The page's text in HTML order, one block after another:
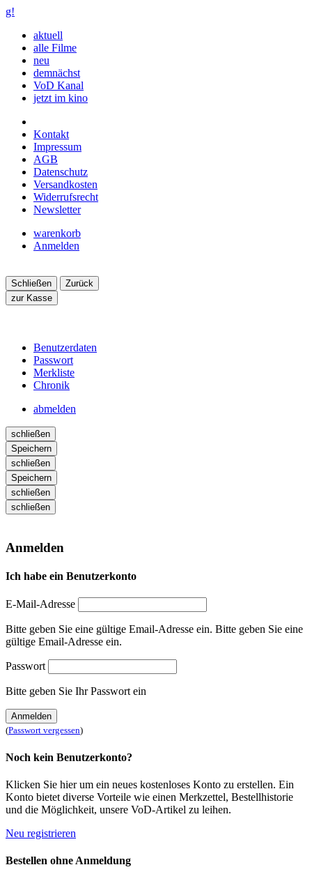
g!
aktuell
alle Filme
neu
demnächst
VoD Kanal
jetzt im kino
Kontakt
Impressum
AGB
Datenschutz
Versandkosten
Widerrufsrecht
Newsletter
warenkorb
Anmelden
Schließen
Zurück
zur Kasse
Benutzerdaten
Passwort
Merkliste
Chronik
abmelden
schließen
Speichern
schließen
Speichern
schließen
schließen
Anmelden
Ich habe ein Benutzerkonto
E-Mail-Adresse
Bitte geben Sie eine gültige Email-Adresse ein. Bitte geben Sie eine
gültige Email-Adresse ein.
Passwort
Bitte geben Sie Ihr Passwort ein
Anmelden
(Passwort vergessen)
Noch kein Benutzerkonto?
Klicken Sie hier um ein neues kostenloses Konto zu erstellen. Ein
Konto bietet diverse Vorteile wie einen Merkzettel, Bestellhistorie
und die Möglichkeit, unsere VoD-Artikel zu leihen.
Neu registrieren
Bestellen ohne Anmeldung